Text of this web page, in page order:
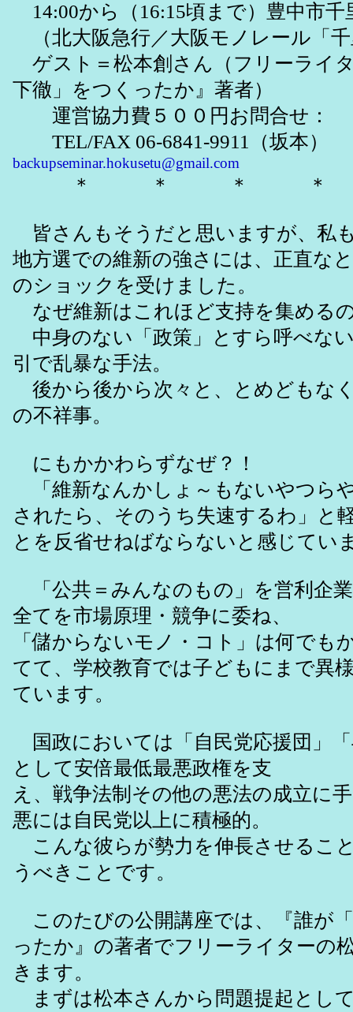
14:00から（16:15頃まで）豊中市千
（北大阪急行／大阪モノレール「
ゲスト＝松本創さん（フリーライ
下徹」をつくったか』著者）
運営協力費５００円お問合せ：
TEL/FAX 06-6841-9911（坂本）
backupseminar.hokusetu@gmail.com
＊ ＊ ＊ ＊
皆さんもそうだと思いますが、私
地方選での維新の強さには、正直な
のショックを受けました。
なぜ維新はこれほど支持を集める
中身のない「政策」とすら呼べな
引で乱暴な手法。
後から後から次々と、とめどもな
の不祥事。
にもかかわらずなぜ？！
「維新なんかしょ～もないやつら
されたら、そのうち失速するわ」と
とを反省せねばならないと感じてい
「公共＝みんなのもの」を営利企
全てを市場原理・競争に委ね、
「儲からないモノ・コト」は何でも
てて、学校教育では子どもにまで異
ています。
国政においては「自民党応援団」
として安倍最低最悪政権を支
え、戦争法制その他の悪法の成立に
悪には自民党以上に積極的。
こんな彼らが勢力を伸長させるこ
うべきことです。
このたびの公開講座では、『誰が
ったか』の著者でフリーライターの
きます。
まずは松本さんから問題提起とし